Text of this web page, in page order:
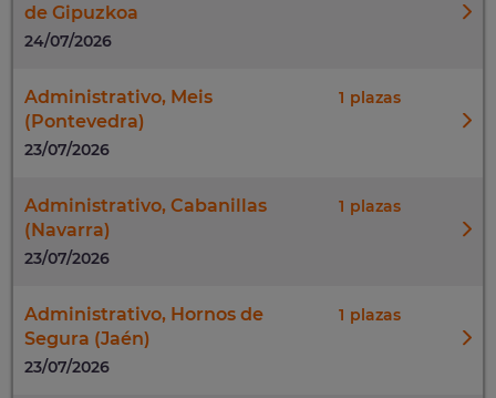
de Gipuzkoa
24/07/2026
Administrativo, Meis
(Pontevedra)
1
23/07/2026
Administrativo, Cabanillas
(Navarra)
1
23/07/2026
Administrativo, Hornos de
Segura (Jaén)
1
23/07/2026